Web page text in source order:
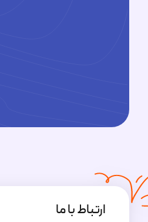
ارتباط با ما